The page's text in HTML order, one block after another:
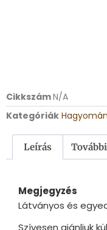
CikkszámN/A
Kategóriák
Leírás
Megjegyzés
Látványos és
Szívesen ajánljuk